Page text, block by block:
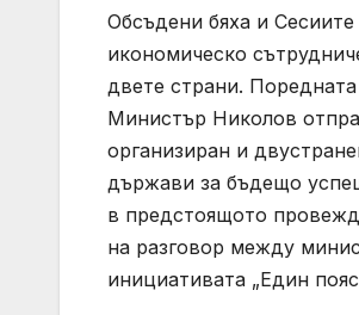
Обсъдени бяха и
икономическо
двете страни.
Министър Николов
организиран и
държави за бъдещо
в предстоящото
на разговор между
инициативата „Един